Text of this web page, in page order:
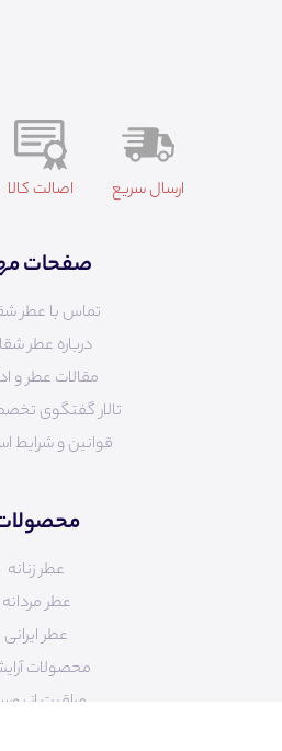
ارسال سریع اصالت کالا
صفحات
تماس با عطر
درباره عطر
مقالات عطر و
تالار گفتگوی
قوانین و شرایط
عطر زنانه
عطر مردانه
عطر ایرانی
محصولات
مراقبت از